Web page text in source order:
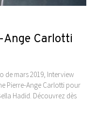
Ange Carlotti
de mars 2019, Interview
Pierre-Ange Carlotti pour
Hadid. Découvrez dès